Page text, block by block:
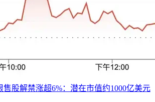
售股解禁涨超6%：潜在市值约1000亿美元